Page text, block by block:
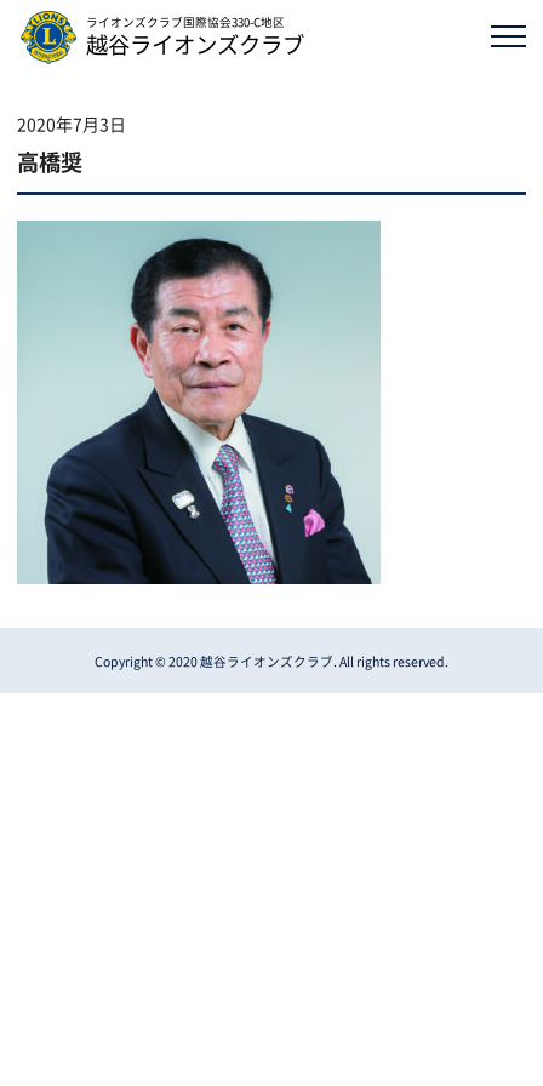
ライオンズクラブ国際協会330-C地区
越谷ライオンズクラブ
2020年7月3日
高橋奨
Copyright © 2020 越谷ライオンズクラブ. All rights reserved.